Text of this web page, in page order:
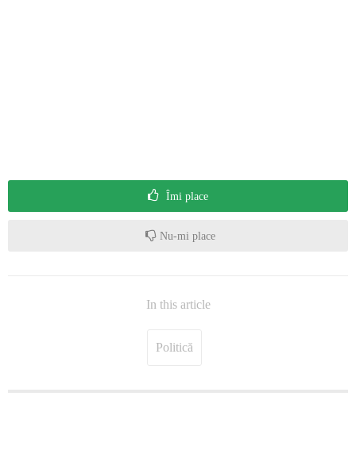
Îmi place
Nu-mi place
In this article
Politică